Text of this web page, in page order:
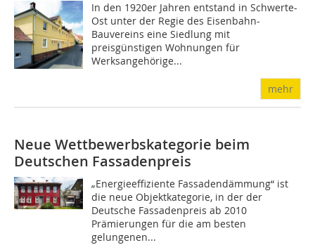
In den 1920er Jahren entstand in Schwerte-
Ost unter der Regie des Eisenbahn-
Bauvereins eine Siedlung mit
preisgünstigen Wohnungen für
Werksangehörige...
mehr
Neue Wettbewerbskategorie beim
Deutschen Fassadenpreis
„Energieeffiziente Fassadendämmung“ ist
die neue Objektkategorie, in der der
Deutsche Fassadenpreis ab 2010
Prämierungen für die am besten
gelungenen...